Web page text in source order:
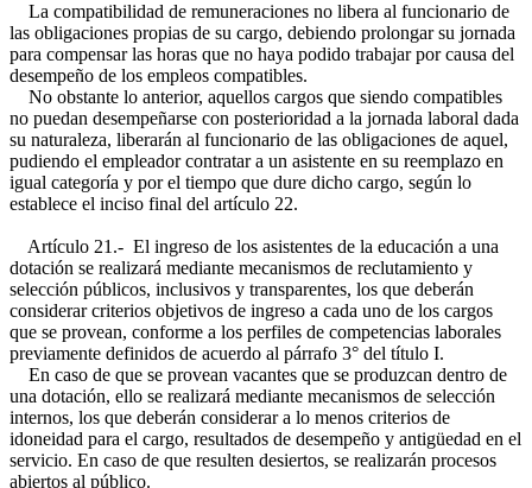
La compatibilidad de remuneraciones no libera al funcionario de
las obligaciones propias de su cargo, debiendo prolongar su jornada
para compensar las horas que no haya podido trabajar por causa del
desempeño de los empleos compatibles.
No obstante lo anterior, aquellos cargos que siendo compatibles
no puedan desempeñarse con posterioridad a la jornada laboral dada
su naturaleza, liberarán al funcionario de las obligaciones de aquel,
pudiendo el empleador contratar a un asistente en su reemplazo en
igual categoría y por el tiempo que dure dicho cargo, según lo
establece el inciso final del artículo 22.
Artículo 21.- El ingreso de los asistentes de la educación a una
dotación se realizará mediante mecanismos de reclutamiento y
selección públicos, inclusivos y transparentes, los que deberán
considerar criterios objetivos de ingreso a cada uno de los cargos
que se provean, conforme a los perfiles de competencias laborales
previamente definidos de acuerdo al párrafo 3° del título I.
En caso de que se provean vacantes que se produzcan dentro de
una dotación, ello se realizará mediante mecanismos de selección
internos, los que deberán considerar a lo menos criterios de
idoneidad para el cargo, resultados de desempeño y antigüedad en el
servicio. En caso de que resulten desiertos, se realizarán procesos
abiertos al público.